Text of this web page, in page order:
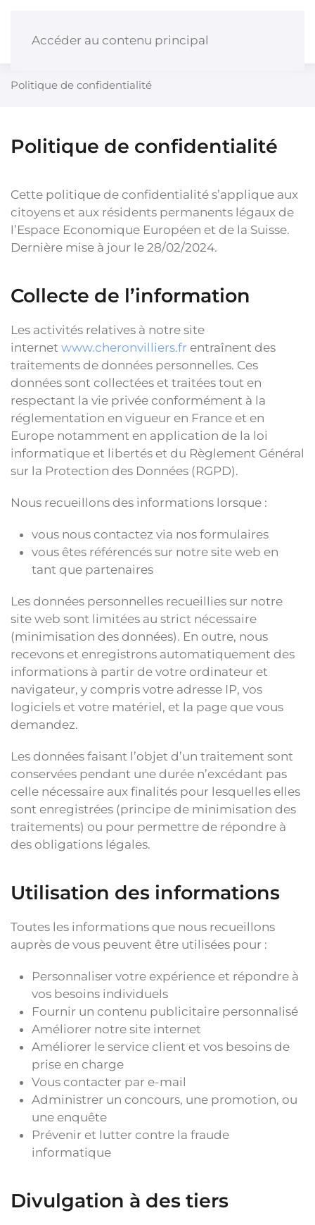
Accéder au contenu principal
Politique de confidentialité
Politique de confidentialité
Cette politique de confidentialité s’applique aux
citoyens et aux résidents permanents légaux de
l’Espace Economique Européen et de la Suisse.
Dernière mise à jour le 28/02/2024.
Collecte de l’information
Les activités relatives à notre site
internet www.cheronvilliers.fr entraînent des
traitements de données personnelles. Ces
données sont collectées et traitées tout en
respectant la vie privée conformément à la
réglementation en vigueur en France et en
Europe notamment en application de la loi
informatique et libertés et du Règlement Général
sur la Protection des Données (RGPD).
Nous recueillons des informations lorsque :
vous nous contactez via nos formulaires
vous êtes référencés sur notre site web en
tant que partenaires
Les données personnelles recueillies sur notre
site web sont limitées au strict nécessaire
(minimisation des données). En outre, nous
recevons et enregistrons automatiquement des
informations à partir de votre ordinateur et
navigateur, y compris votre adresse IP, vos
logiciels et votre matériel, et la page que vous
demandez.
Les données faisant l’objet d’un traitement sont
conservées pendant une durée n’excédant pas
celle nécessaire aux finalités pour lesquelles elles
sont enregistrées (principe de minimisation des
traitements) ou pour permettre de répondre à
des obligations légales.
Utilisation des informations
Toutes les informations que nous recueillons
auprès de vous peuvent être utilisées pour :
Personnaliser votre expérience et répondre à
vos besoins individuels
Fournir un contenu publicitaire personnalisé
Améliorer notre site internet
Améliorer le service client et vos besoins de
prise en charge
Vous contacter par e-mail
Administrer un concours, une promotion, ou
une enquête
Prévenir et lutter contre la fraude
informatique
Divulgation à des tiers